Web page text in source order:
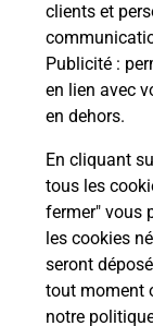
clients et
Publicité :
en lien avec
en dehors.
En cliquant
tous les
fermer" vous
les cookies
seront
tout moment
notre
En
HYPER U LA